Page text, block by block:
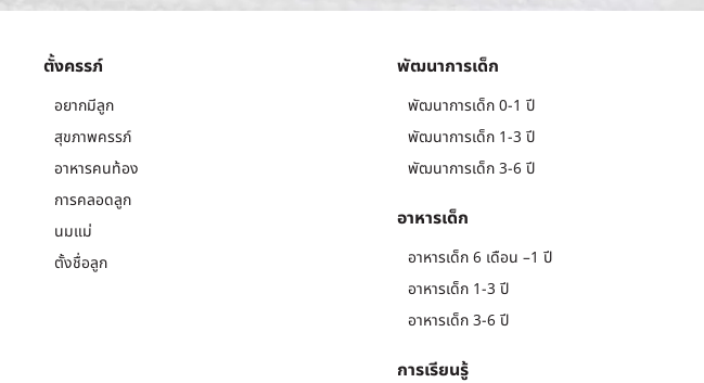
ตั้งครรภ์
อยากมีลูก
สุขภาพครรภ์
อาหารคนท้อง
การคลอดลูก
นมแม่
ตั้งชื่อลูก
พัฒนาการเด็ก
พัฒนาการเด็ก 0-1 ปี
พัฒนาการเด็ก 1-3 ปี
พัฒนาการเด็ก 3-6 ปี
อาหารเด็ก
อาหารเด็ก 6 เดือน –1 ปี
อาหารเด็ก 1-3 ปี
อาหารเด็ก 3-6 ปี
การเรียนรู้